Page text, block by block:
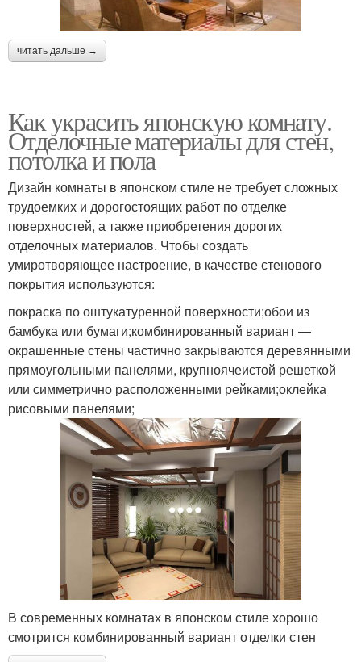
читать дальше →
Как украсить японскую комнату.
Отделочные материалы для стен,
потолка и пола
Дизайн комнаты в японском стиле не требует сложных
трудоемких и дорогостоящих работ по отделке
поверхностей, а также приобретения дорогих
отделочных материалов. Чтобы создать
умиротворяющее настроение, в качестве стенового
покрытия используются:
покраска по оштукатуренной поверхности;обои из
бамбука или бумаги;комбинированный вариант —
окрашенные стены частично закрываются деревянными
прямоугольными панелями, крупноячеистой решеткой
или симметрично расположенными рейками;оклейка
рисовыми панелями;
В современных комнатах в японском стиле хорошо
смотрится комбинированный вариант отделки стен